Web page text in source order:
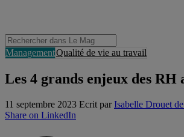
ManagementQualité de vie au travail
Les 4 grands enjeux des RH
11 septembre 2023 Ecrit parIsabelle Drouet
Share on LinkedIn